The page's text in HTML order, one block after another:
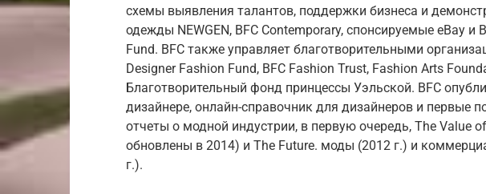
схемы выявления талантов, поддержки бизнеса и
одежды NEWGEN, BFC Contemporary, спонсируемые eBay и
Fund. BFC также управляет благотворительными
Designer Fashion Fund, BFC Fashion Trust, Fashion Arts
Благотворительный фонд принцессы Уэльской. BFC
дизайнере, онлайн-справочник для дизайнеров и первые
отчеты о модной индустрии, в первую очередь, The Value
обновлены в 2014) и The Future. моды (2012 г.) и
г.).